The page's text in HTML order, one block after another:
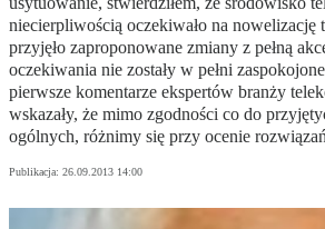
niecierpliwością oczekiwało na nowelizację
przyjęło zaproponowane zmiany z pełną
oczekiwania nie zostały w pełni
pierwsze komentarze ekspertów branży
wskazały, że mimo zgodności co do
ogólnych, różnimy się przy ocenie
Publikacja: 26.09.2013 14:00